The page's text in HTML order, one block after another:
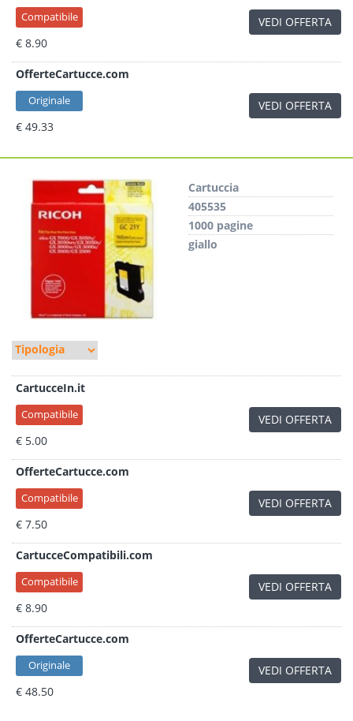
Compatibile
€ 8.90
VEDI OFFERTA
OfferteCartucce.com
Originale
€ 49.33
VEDI OFFERTA
Cartuccia
405535
1000 pagine
giallo
CartucceIn.it
Compatibile
€ 5.00
VEDI OFFERTA
OfferteCartucce.com
Compatibile
€ 7.50
VEDI OFFERTA
CartucceCompatibili.com
Compatibile
€ 8.90
VEDI OFFERTA
OfferteCartucce.com
Originale
€ 48.50
VEDI OFFERTA